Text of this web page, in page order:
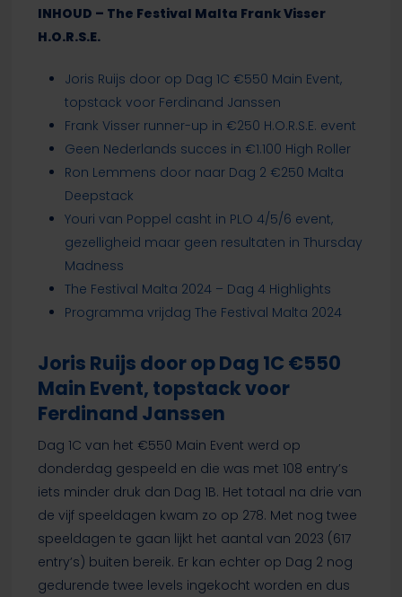
INHOUD – The Festival Malta Frank Visser
H.O.R.S.E.
Joris Ruijs door op Dag 1C €550 Main Event,
topstack voor Ferdinand Janssen
Frank Visser runner-up in €250 H.O.R.S.E. event
Geen Nederlands succes in €1.100 High Roller
Ron Lemmens door naar Dag 2 €250 Malta
Deepstack
Youri van Poppel casht in PLO 4/5/6 event,
gezelligheid maar geen resultaten in Thursday
Madness
The Festival Malta 2024 – Dag 4 Highlights
Programma vrijdag The Festival Malta 2024
Joris Ruijs door op Dag 1C €550
Main Event, topstack voor
Ferdinand Janssen
Dag 1C van het €550 Main Event werd op
donderdag gespeeld en die was met 108 entry’s
iets minder druk dan Dag 1B. Het totaal na drie van
de vijf speeldagen kwam zo op 278. Met nog twee
speeldagen te gaan lijkt het aantal van 2023 (617
entry’s) buiten bereik. Er kan echter op Dag 2 nog
gedurende twee levels ingekocht worden en dus